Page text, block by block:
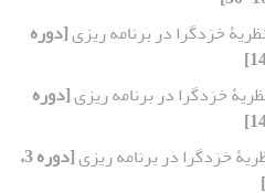
خرَدگرا در برنامه ریزی[دوره
خرَدگرا در برنامه ریزی[دوره
خرَدگرا در برنامه ریزی
[دوره 3،